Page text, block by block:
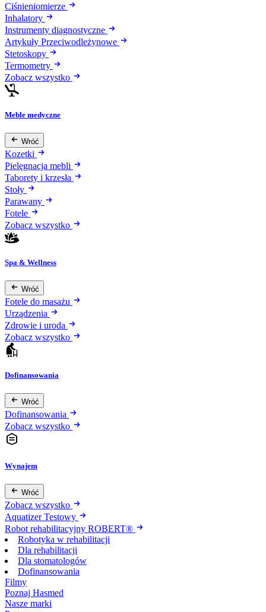
Ciśnieniomierze
Inhalatory
Instrumenty diagnostyczne
Artykuły Przeciwodleżynowe
Stetoskopy
Termometry
Zobacz wszystko
Meble medyczne
Wróć
Kozetki
Pielęgnacja mebli
Taborety i krzesła
Stoły
Parawany
Fotele
Zobacz wszystko
Spa & Wellness
Wróć
Fotele do masażu
Urządzenia
Zdrowie i uroda
Zobacz wszystko
Dofinansowania
Wróć
Dofinansowania
Zobacz wszystko
Wynajem
Wróć
Zobacz wszystko
Aquatizer Testowy
Robot rehabilitacyjny ROBERT®
Robotyka w rehabilitacji
Dla rehabilitacji
Dla stomatologów
Dofinansowania
Filmy
Poznaj Hasmed
Nasze marki